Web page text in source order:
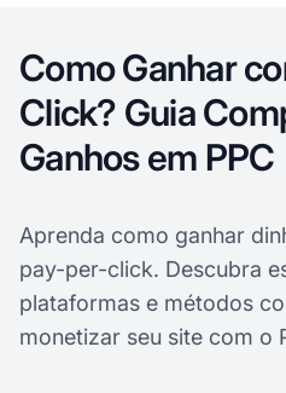
Como Ganhar
Click? Guia
Ganhos em PPC
Aprenda como ganhar
pay-per-click. Descubra
plataformas e métodos
monetizar seu site com o